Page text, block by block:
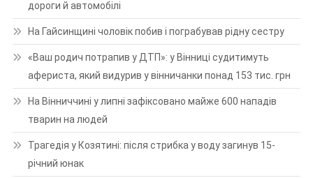
дороги й автомобілі
На Гайсинщині чоловік побив і пограбував рідну сестру
«Ваш родич потрапив у ДТП»: у Вінниці судитимуть
афериста, який видурив у вінничанки понад 153 тис. грн
На Вінниччині у липні зафіксовано майже 600 нападів
тварин на людей
Трагедія у Козятині: після стрибка у воду загинув 15-
річний юнак